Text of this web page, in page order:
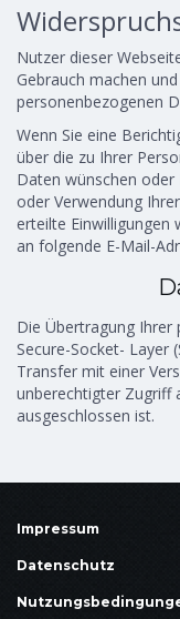
Nutzer dieser
Gebrauch machen
personenbezogenen
Wenn Sie eine
über die zu Ihrer
Daten wünschen oder
oder Verwendung
erteilte Einwilligungen
an folgende E-Mail-
Die Übertragung
Secure-Socket- Layer
Transfer mit einer
unberechtigter Zugriff
ausgeschlossen ist.
Impressum
Datenschutz